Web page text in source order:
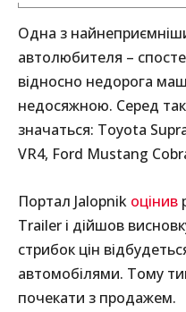
Одна з
автолюбителя –
відносно недорога
недосяжною. Серед
значаться: Toyota
VR4, Ford Mustang
Портал Jalopnik оцінив
Trailer і дійшов
стрибок цін
автомобілями. Тому
почекати з продажем.